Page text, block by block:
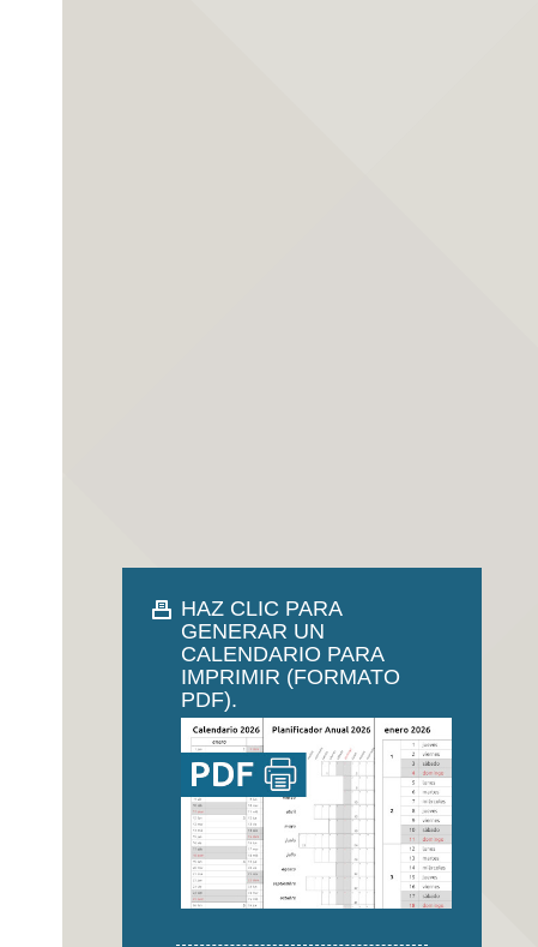
HAZ CLIC PARA
GENERAR UN
CALENDARIO PARA
IMPRIMIR (FORMATO
PDF).